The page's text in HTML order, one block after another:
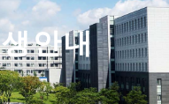
안내